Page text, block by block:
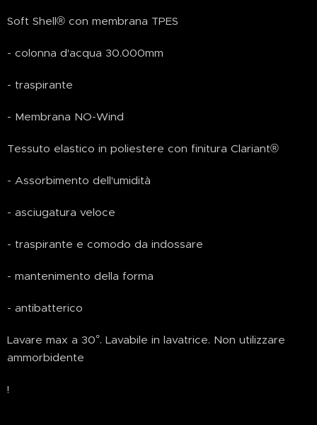
Soft Shell® con membrana TPES
- colonna d'acqua 30.000mm
- traspirante
- Membrana NO-Wind
Tessuto elastico in poliestere con finitura Clariant®
- Assorbimento dell'umidità
- asciugatura veloce
- traspirante e comodo da indossare
- mantenimento della forma
- antibatterico
Lavare max a 30°. Lavabile in lavatrice. Non utilizzare
ammorbidente
!